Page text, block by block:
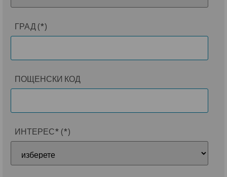
ГРАД
ПОЩЕНСКИ КОД
ИНТЕРЕС*